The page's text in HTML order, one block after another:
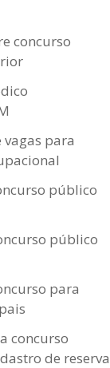
concurso
vagas para
público
público
para
concurso
de reserva